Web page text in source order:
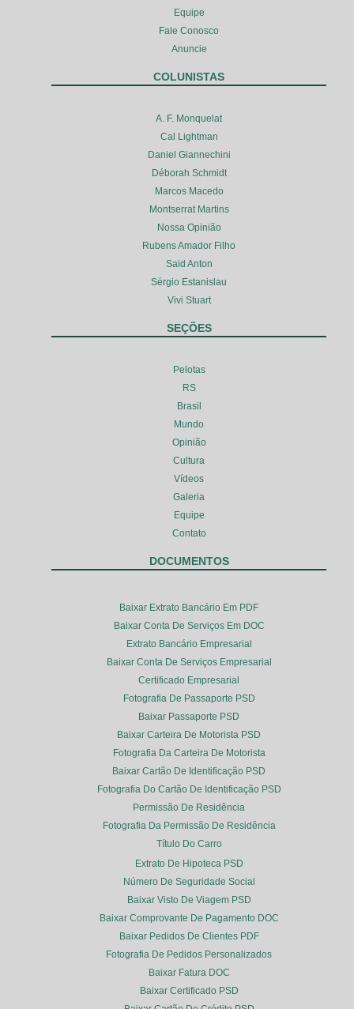
Equipe
Fale Conosco
Anuncie
COLUNISTAS
A. F. Monquelat
Cal Lightman
Daniel Giannechini
Déborah Schmidt
Marcos Macedo
Montserrat Martins
Nossa Opinião
Rubens Amador Filho
Said Anton
Sérgio Estanislau
Vivi Stuart
SEÇÕES
Pelotas
RS
Brasil
Mundo
Opinião
Cultura
Vídeos
Galeria
Equipe
Contato
DOCUMENTOS
Baixar Extrato Bancário Em PDF
Baixar Conta De Serviços Em DOC
Extrato Bancário Empresarial
Baixar Conta De Serviços Empresarial
Certificado Empresarial
Fotografia De Passaporte PSD
Baixar Passaporte PSD
Baixar Carteira De Motorista PSD
Fotografia Da Carteira De Motorista
Baixar Cartão De Identificação PSD
Fotografia Do Cartão De Identificação PSD
Permissão De Residência
Fotografia Da Permissão De Residência
Título Do Carro
Extrato De Hipoteca PSD
Número De Seguridade Social
Baixar Visto De Viagem PSD
Baixar Comprovante De Pagamento DOC
Baixar Pedidos De Clientes PDF
Fotografia De Pedidos Personalizados
Baixar Fatura DOC
Baixar Certificado PSD